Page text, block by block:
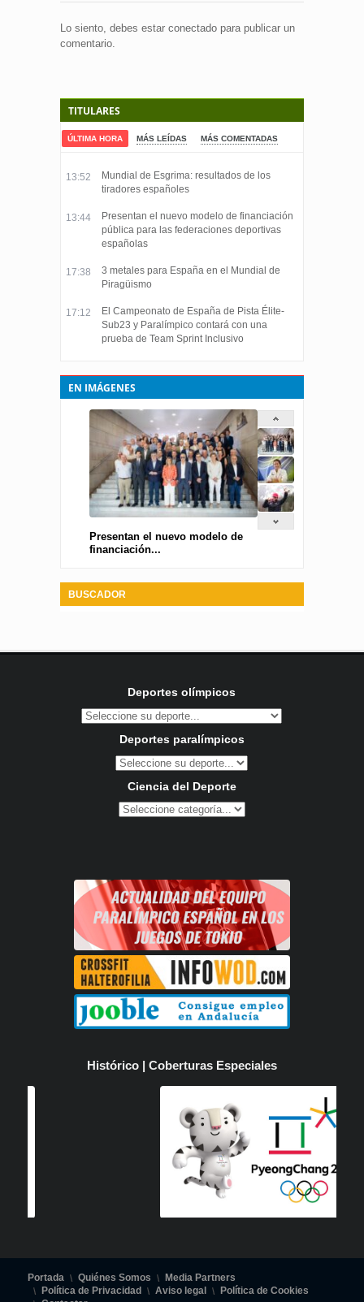
Lo siento, debes estar conectado para publicar un
comentario.
TITULARES
ÚLTIMA HORA MÁS LEÍDAS MÁS COMENTADAS
13:52
Mundial de Esgrima: resultados de los
tiradores españoles
13:44
Presentan el nuevo modelo de financiación
pública para las federaciones deportivas
españolas
17:38
3 metales para España en el Mundial de
Piragüismo
17:12
El Campeonato de España de Pista Élite-
Sub23 y Paralímpico contará con una
prueba de Team Sprint Inclusivo
EN IMÁGENES
Presentan el nuevo modelo de
financiación...
BUSCADOR
Deportes olímpicos
Deportes paralímpicos
Ciencia del Deporte
Histórico | Coberturas Especiales
Portada Quiénes Somos
Media Partners
Política de Privacidad
Aviso legal
Política de Cookies